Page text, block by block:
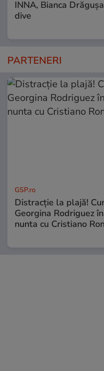
INNA, Bianca
dive
PARTENERI
GSP.ro
Distracție la plajă!
Georgina Rodriguez
nunta cu Cristiano